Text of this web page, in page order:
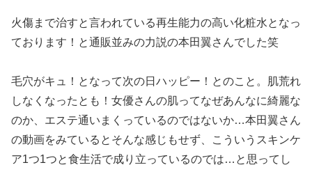
火傷まで治すと言われている再生能力の高い化粧水となっ
ております！と通販並みの力説の本田翼さんでした笑
毛穴がキュ！となって次の日ハッピー！とのこと。肌荒れ
しなくなったとも！女優さんの肌ってなぜあんなに綺麗な
のか、エステ通いまくっているのではないか…本田翼さん
の動画をみているとそんな感じもせず、こういうスキンケ
ア1つ1つと食生活で成り立っているのでは…と思ってし